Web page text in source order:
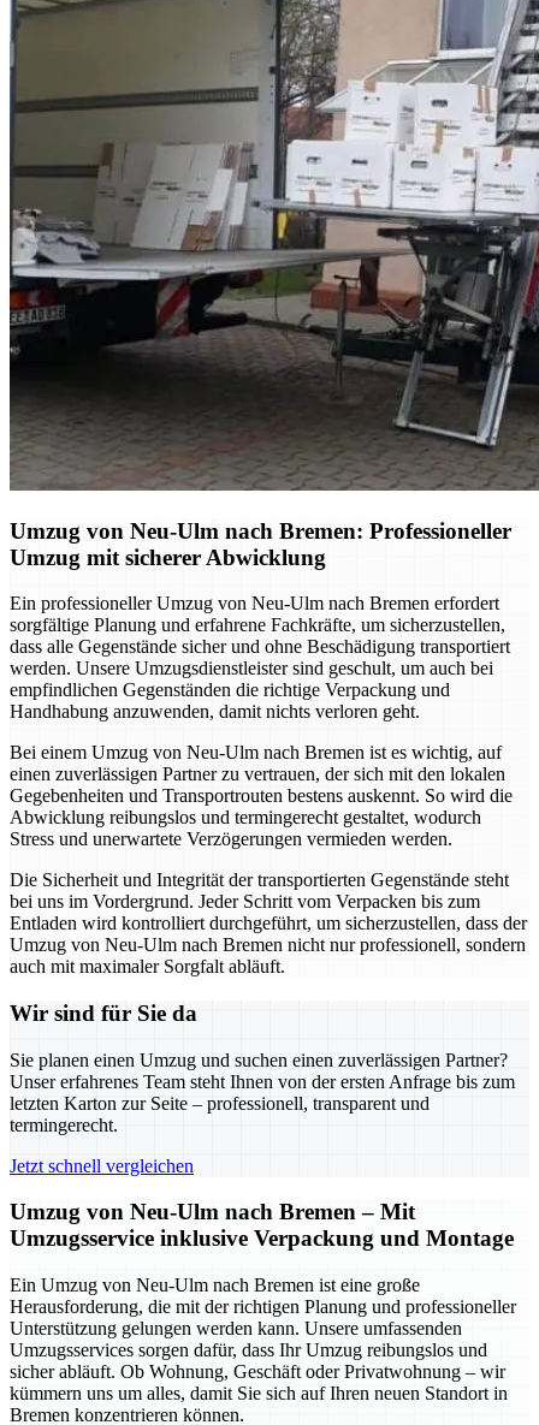
Umzug von Neu-Ulm nach Bremen: Professioneller
Umzug mit sicherer Abwicklung
Ein professioneller Umzug von Neu-Ulm nach Bremen erfordert
sorgfältige Planung und erfahrene Fachkräfte, um sicherzustellen,
dass alle Gegenstände sicher und ohne Beschädigung transportiert
werden. Unsere Umzugsdienstleister sind geschult, um auch bei
empfindlichen Gegenständen die richtige Verpackung und
Handhabung anzuwenden, damit nichts verloren geht.
Bei einem Umzug von Neu-Ulm nach Bremen ist es wichtig, auf
einen zuverlässigen Partner zu vertrauen, der sich mit den lokalen
Gegebenheiten und Transportrouten bestens auskennt. So wird die
Abwicklung reibungslos und termingerecht gestaltet, wodurch
Stress und unerwartete Verzögerungen vermieden werden.
Die Sicherheit und Integrität der transportierten Gegenstände steht
bei uns im Vordergrund. Jeder Schritt vom Verpacken bis zum
Entladen wird kontrolliert durchgeführt, um sicherzustellen, dass der
Umzug von Neu-Ulm nach Bremen nicht nur professionell, sondern
auch mit maximaler Sorgfalt abläuft.
Wir sind für Sie da
Sie planen einen Umzug und suchen einen zuverlässigen Partner?
Unser erfahrenes Team steht Ihnen von der ersten Anfrage bis zum
letzten Karton zur Seite – professionell, transparent und
termingerecht.
Jetzt schnell vergleichen
Umzug von Neu-Ulm nach Bremen – Mit
Umzugsservice inklusive Verpackung und Montage
Ein Umzug von Neu-Ulm nach Bremen ist eine große
Herausforderung, die mit der richtigen Planung und professioneller
Unterstützung gelungen werden kann. Unsere umfassenden
Umzugsservices sorgen dafür, dass Ihr Umzug reibungslos und
sicher abläuft. Ob Wohnung, Geschäft oder Privatwohnung – wir
kümmern uns um alles, damit Sie sich auf Ihren neuen Standort in
Bremen konzentrieren können.